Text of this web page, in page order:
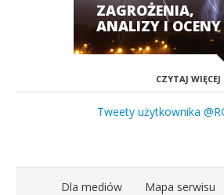
ZAGROŻENIA,
ANALIZY I OCENY
CZYTAJ WIĘCEJ
Tweety użytkownika
Dla mediów Mapa serwisu